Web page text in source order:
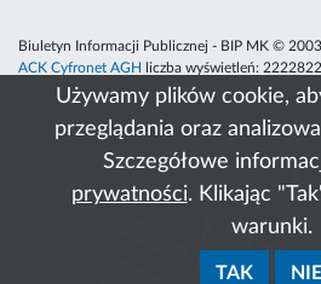
Używamy plików cookie,
przeglądania oraz
Szczegółowe
prywatności. Klikając
warunki.
TAK NIE
Biuletyn Informacji Publicznej - BIP MK ©
ACK Cyfronet AGH
liczba wyświetleń: